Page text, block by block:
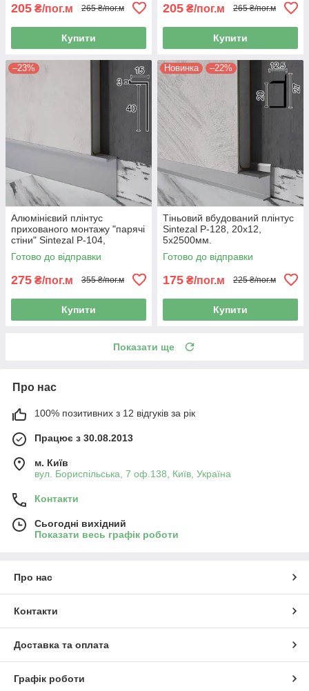
205 ₴/пог.м 265 ₴/пог.м
Купити
205 ₴/пог.м 265 ₴/пог.м
Купити
–23%
Алюмінієвий плінтус
прихованого монтажу "парячі
стіни" Sintezal P-104,
40х15х2500мм.
Готово до відправки
275 ₴/пог.м 355 ₴/пог.м
Купити
Новинка –22%
Тіньовий вбудований плінтус
Sintezal P-128, 20х12,
5х2500мм.
Готово до відправки
175 ₴/пог.м 225 ₴/пог.м
Купити
Показати ще
Про нас
100% позитивних з 12 відгуків за рік
Працює з 30.08.2013
м. Київ
вул. Бориспільська, 7 оф.138, Київ, Україна
Контакти
Сьогодні вихідний
Показати весь графік роботи
Про нас
Контакти
Доставка та оплата
Графік роботи